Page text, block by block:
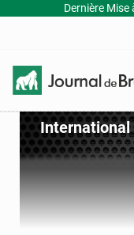
Dernière
International